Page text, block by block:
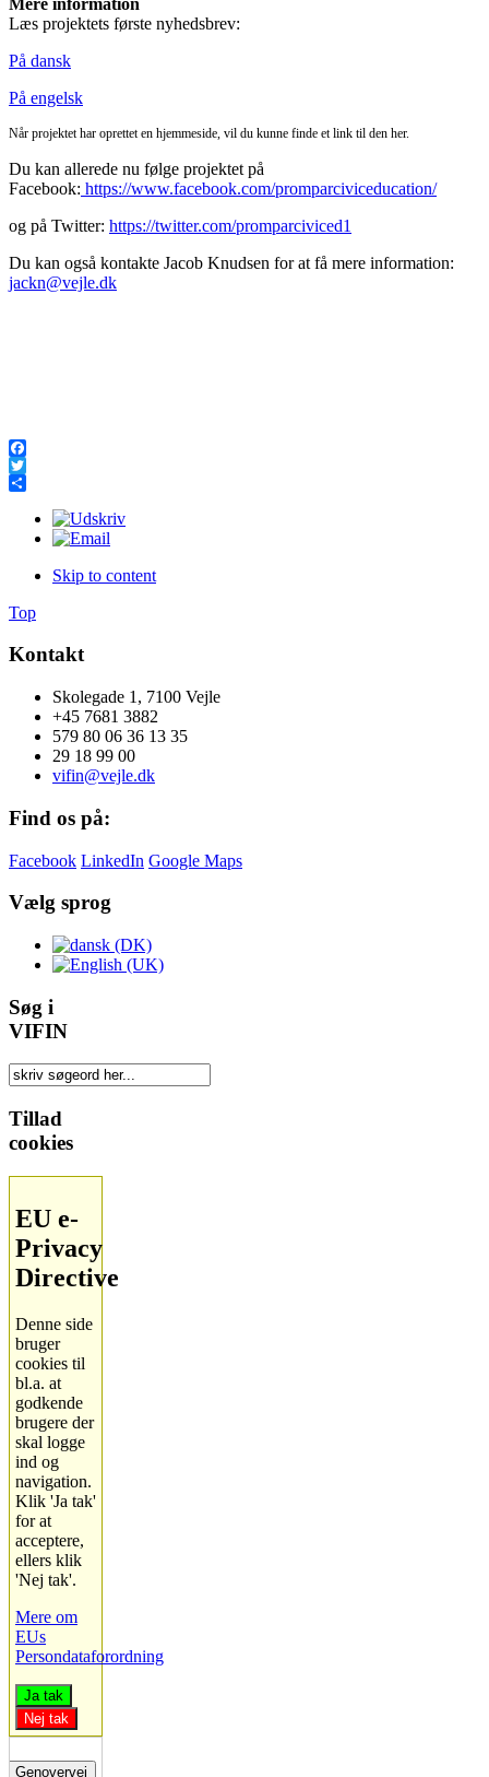
Læs projektets første nyhedsbrev:
På dansk
På engelsk
Når projektet har oprettet en hjemmeside, vil du kunne finde et link til den her.
Du kan allerede nu følge projektet på
Facebook: https://www.facebook.com/promparciviceducation/
og på Twitter: https://twitter.com/promparciviced1
Du kan også kontakte Jacob Knudsen for at få mere information:
jackn@vejle.dk
Facebook
Twitter
Skip to content
Top
Kontakt
Skolegade 1, 7100 Vejle
+45 7681 3882
579 80 06 36 13 35
29 18 99 00
vifin@vejle.dk
Find os på:
Facebook LinkedIn Google Maps
Vælg sprog
Søg i
VIFIN
Tillad
cookies
EU e-
Privacy
Directive
Denne side
bruger
cookies til
bl.a. at
godkende
brugere der
skal logge
ind og
navigation.
Klik 'Ja tak'
for at
acceptere,
ellers klik
'Nej tak'.
Mere om
EUs
Persondataforordning
Ja tak
Nej tak
Genovervej